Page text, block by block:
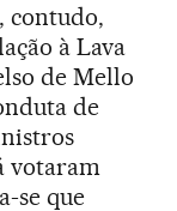
contudo,
à Lava
de Mello
de
votaram
se que